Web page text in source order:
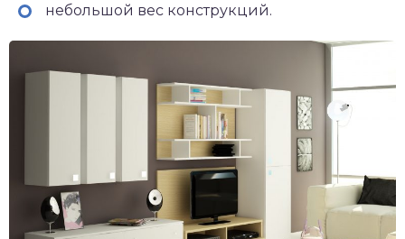
небольшой вес конструкций.